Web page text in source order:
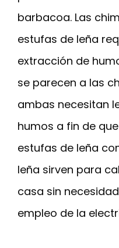
barbacoa. Las
estufas de leña
extracción de
se parecen a las
ambas necesitan
humos a fin de
estufas de leña
leña sirven para
casa sin
empleo de la